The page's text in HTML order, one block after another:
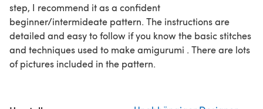
step, I recommend it as a confident
beginner/intermideate pattern. The instructions are
detailed and easy to follow if you know the basic stitches
and techniques used to make amigurumi . There are lots
of pictures included in the pattern.